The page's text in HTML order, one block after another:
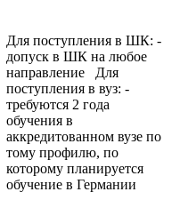
Для поступления в ШК: -
допуск в ШК на любое
направление Для
поступления в вуз: -
требуются 2 года
обучения в
аккредитованном вузе по
тому профилю, по
которому планируется
обучение в Германии